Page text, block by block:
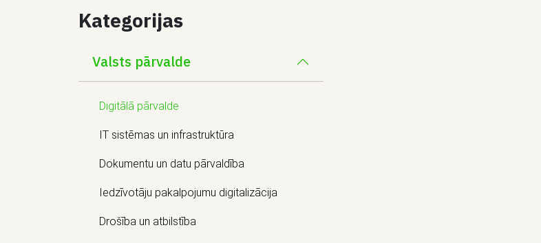
Kategorijas
Valsts pārvalde
Digitālā pārvalde
IT sistēmas un infrastruktūra
Dokumentu un datu pārvaldība
Iedzīvotāju pakalpojumu digitalizācija
Drošība un atbilstība